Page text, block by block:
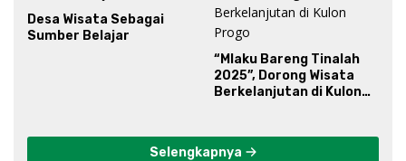
Desa Wisata Sebagai
Sumber Belajar
“Mlaku Bareng Tinalah
2025”, Dorong Wisata
Berkelanjutan di Kulon
Selengkapnya